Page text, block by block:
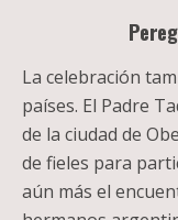
La celebración
países. El Padre
de la ciudad de
de fieles para
aún más el